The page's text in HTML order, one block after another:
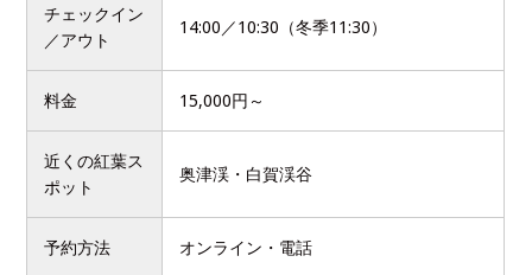
チェックイン
／アウト
14:00／10:30（冬季11:30）
料金 15,000円～
近くの紅葉ス
ポット
奥津渓・白賀渓谷
予約方法 オンライン・電話